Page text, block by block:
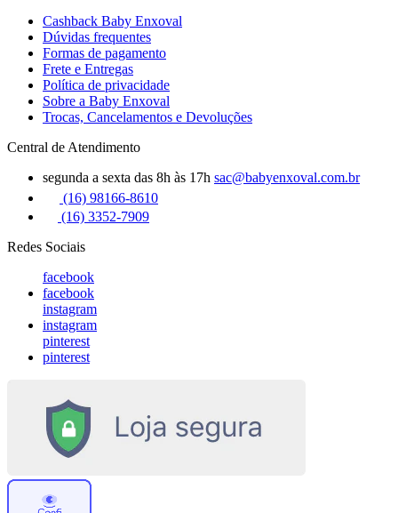
Cashback Baby Enxoval
Dúvidas frequentes
Formas de pagamento
Frete e Entregas
Política de privacidade
Sobre a Baby Enxoval
Trocas, Cancelamentos e Devoluções
Central de Atendimento
segunda a sexta das 8h às 17h sac@babyenxoval.com.br
(16) 98166-8610
(16) 3352-7909
Redes Sociais
facebook
facebook
instagram
instagram
pinterest
pinterest